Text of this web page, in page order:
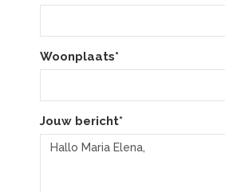
Woonplaats*
Jouw bericht*